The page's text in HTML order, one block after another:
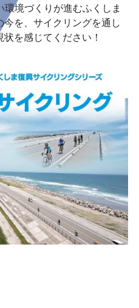
環境づくりが進むふくしま
を、サイクリングを通し
を感じてください！